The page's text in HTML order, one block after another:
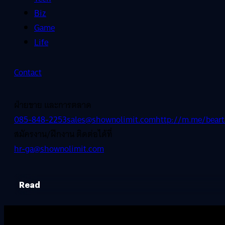
Biz
Game
Life
Contact
ฝ่ายขาย และการตลาด
085-848-2253sales@shownolimit.comhttp://m.me/
สมัครงาน/ฝึกงาน ติดต่อได้ที่
hr-ga@shownolimit.com
Read